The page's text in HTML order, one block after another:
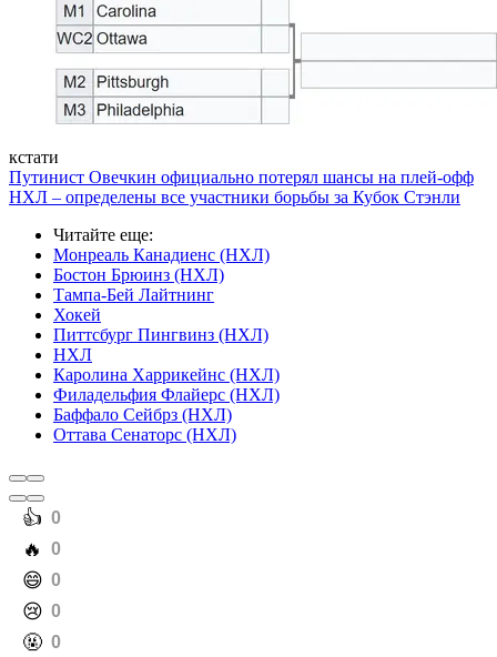
кстати
Путинист Овечкин официально потерял шансы на плей-офф
НХЛ – определены все участники борьбы за Кубок Стэнли
Читайте еще:
Монреаль Канадиенс (НХЛ)
Бостон Брюинз (НХЛ)
Тампа-Бей Лайтнинг
Хокей
Питтсбург Пингвинз (НХЛ)
НХЛ
Каролина Харрикейнс (НХЛ)
Филадельфия Флайерс (НХЛ)
Баффало Сейбрз (НХЛ)
Оттава Сенаторс (НХЛ)
️👍 0
️🔥 0
️😄 0
️😢 0
️🤬 0